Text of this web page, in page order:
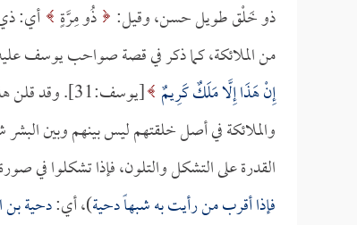
ذو خَلْق طويل حسن، وقيل: ذُو مِرَّةٍ أي:
من الملائكة، كما ذكر في قصة صواحب يوسف
إِنْ هَذَا إِلَّا مَلَكٌ كَرِيمٌ [يوسف:31]. وقد قلن هذا لما رأين جمال يوسف عليه السلام وحسن منظره.
والملائكة في أصل خلقتهم ليس بينهم وبين البشر
القدرة على التشكل والتلون، فإذا تشكلوا في
فإذا أقرب من رأيت به شبهاًدحية)، أي:دحية بن